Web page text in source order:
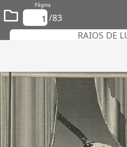
Página
/83
RAIOS DE